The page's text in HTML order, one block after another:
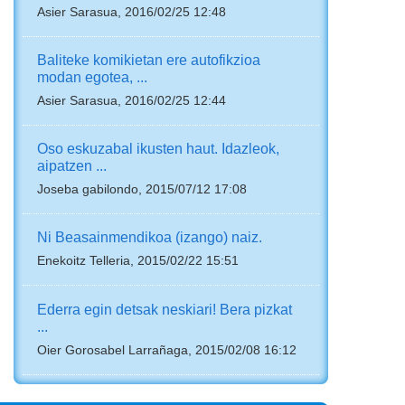
Asier Sarasua, 2016/02/25 12:48
Baliteke komikietan ere autofikzioa
modan egotea, ...
Asier Sarasua, 2016/02/25 12:44
Oso eskuzabal ikusten haut. Idazleok,
aipatzen ...
Joseba gabilondo, 2015/07/12 17:08
Ni Beasainmendikoa (izango) naiz.
Enekoitz Telleria, 2015/02/22 15:51
Ederra egin detsak neskiari! Bera pizkat
...
Oier Gorosabel Larrañaga, 2015/02/08 16:12